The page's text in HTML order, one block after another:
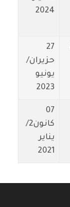
2024
27
حزيران/
يونيو
2023
07
كانون2/
يناير
2021